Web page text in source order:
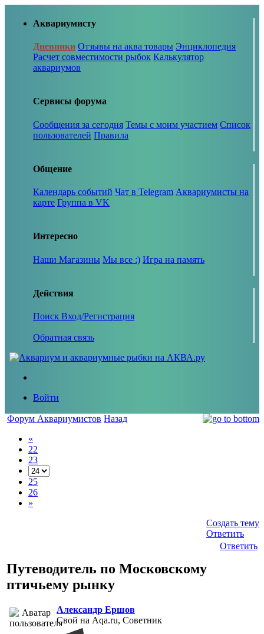
Аквариумисту
Дневники Отзывы на аква товары Энциклопедия
Расчет совместимости рыбок Калькулятор
аквариумов
Сервисы форума
Сообщения за сегодня Темы с моим участием Список
пользователей Правила
Общение
Календарь событий Чат в Telegram Аквариумисты на
карте Группа в VK
Интересно
Наши Магазины Мы все :) Игра на память
Действия
Поиск Вход/Регистрация
Обратная связь
Войти
Форум Аквариумистов Назад
«
22
23
25
26
»
Создать тему
Ответить
Ответить
Путеводитель по Московскому
птичьему рынку
Александр Ершов
Свой на Aqa.ru, Советник